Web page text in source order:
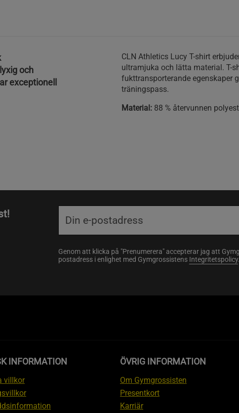
och
exceptionell
CLN Athletics Lucy T-shirt
ultramjuka och lätta material. T-
fukttransporterande egenskaper
träningspass.
Material:88 % återvunnen
Genom att klicka på "Prenumerera" accepterar jag att
postadress i enlighet med Gymgrossistens Integritetspolicy.
INFORMATION
villkor
ÖVRIG INFORMATION
Om Gymgrossisten
Presentkort
Karriär